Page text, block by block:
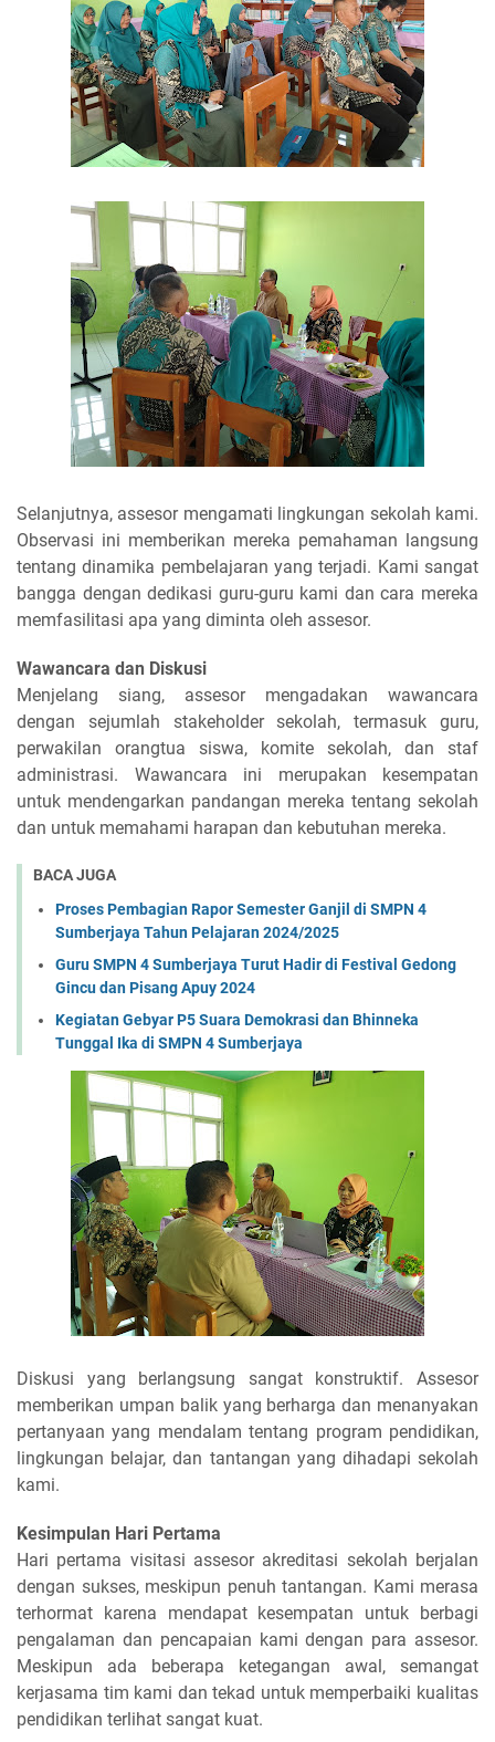
Selanjutnya, assesor mengamati lingkungan sekolah kami.
Observasi ini memberikan mereka pemahaman langsung
tentang dinamika pembelajaran yang terjadi. Kami sangat
bangga dengan dedikasi guru-guru kami dan cara mereka
memfasilitasi apa yang diminta oleh assesor.
Wawancara dan Diskusi
Menjelang siang, assesor mengadakan wawancara
dengan sejumlah stakeholder sekolah, termasuk guru,
perwakilan orangtua siswa, komite sekolah, dan staf
administrasi. Wawancara ini merupakan kesempatan
untuk mendengarkan pandangan mereka tentang sekolah
dan untuk memahami harapan dan kebutuhan mereka.
BACA JUGA
Proses Pembagian Rapor Semester Ganjil di SMPN 4
Sumberjaya Tahun Pelajaran 2024/2025
Guru SMPN 4 Sumberjaya Turut Hadir di Festival Gedong
Gincu dan Pisang Apuy 2024
Kegiatan Gebyar P5 Suara Demokrasi dan Bhinneka
Tunggal Ika di SMPN 4 Sumberjaya
Diskusi yang berlangsung sangat konstruktif. Assesor
memberikan umpan balik yang berharga dan menanyakan
pertanyaan yang mendalam tentang program pendidikan,
lingkungan belajar, dan tantangan yang dihadapi sekolah
kami.
Kesimpulan Hari Pertama
Hari pertama visitasi assesor akreditasi sekolah berjalan
dengan sukses, meskipun penuh tantangan. Kami merasa
terhormat karena mendapat kesempatan untuk berbagi
pengalaman dan pencapaian kami dengan para assesor.
Meskipun ada beberapa ketegangan awal, semangat
kerjasama tim kami dan tekad untuk memperbaiki kualitas
pendidikan terlihat sangat kuat.